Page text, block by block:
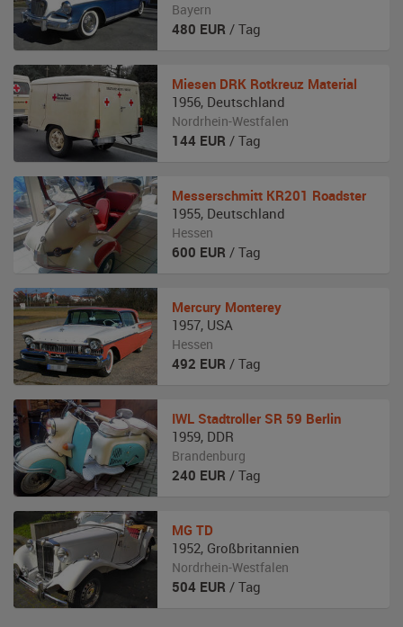
Bayern
480 EUR / Tag
Miesen DRK Rotkreuz Material
1956, Deutschland
Nordrhein-Westfalen
144 EUR / Tag
Messerschmitt KR201 Roadster
1955, Deutschland
Hessen
600 EUR / Tag
Mercury Monterey
1957, USA
Hessen
492 EUR / Tag
IWL Stadtroller SR 59 Berlin
1959, DDR
Brandenburg
240 EUR / Tag
MG TD
1952, Großbritannien
Nordrhein-Westfalen
504 EUR / Tag